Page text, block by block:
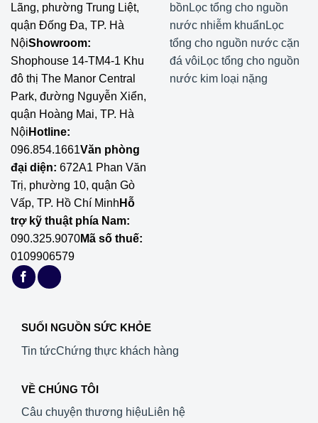
Lãng, phường Trung Liệt,
quận Đống Đa, TP. Hà
NộiShowroom:
Shophouse 14-TM4-1 Khu
đô thị The Manor Central
Park, đường Nguyễn Xiển,
quận Hoàng Mai, TP. Hà
Nội Hotline:
096.854.1661Văn phòng
đại diện: 672A1 Phan Văn
Trị, phường 10, quận Gò
Vấp, TP. Hồ Chí Minh Hỗ
trợ kỹ thuật phía Nam:
090.325.9070Mã số thuế:
0109906579
bồn Lọc tổng cho nguồn
nước nhiễm khuẩn Lọc
tổng cho nguồn nước cặn
đá vôi Lọc tổng cho nguồn
nước kim loại nặng
SUỐI NGUỒN SỨC KHỎE
Tin tứcChứng thực khách hàng
VỀ CHÚNG TÔI
Câu chuyện thương hiệu Liên hệ